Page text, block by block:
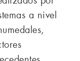
a nivel